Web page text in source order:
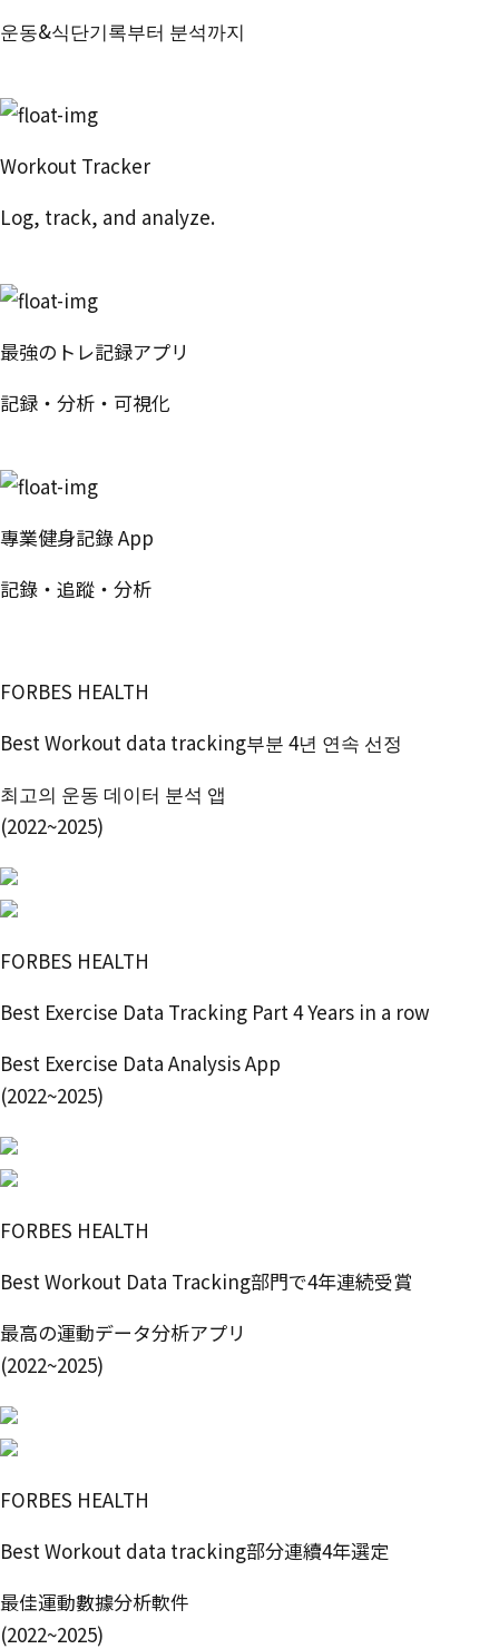
운동&식단기록부터 분석까지
Workout Tracker
Log, track, and analyze.
最強のトレ記録アプリ
記録・分析・可視化
專業健身記錄 App
記錄・追蹤・分析
FORBES HEALTH
Best Workout data tracking부분 4년 연속 선정
최고의 운동 데이터 분석 앱
(2022~2025)
FORBES HEALTH
Best Exercise Data Tracking Part 4 Years in a row
Best Exercise Data Analysis App
(2022~2025)
FORBES HEALTH
Best Workout Data Tracking部門で4年連続受賞
最高の運動データ分析アプリ
(2022~2025)
FORBES HEALTH
Best Workout data tracking部分連續4年選定
最佳運動數據分析軟件
(2022~2025)